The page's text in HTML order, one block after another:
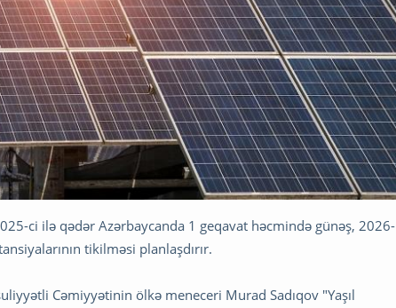
ci ilə qədər Azərbaycanda 1 geqavat həcmində günəş, 2026-
tikilməsi planlaşdırır.
Cəmiyyətinin ölkə meneceri Murad Sadıqov "Yaşıl